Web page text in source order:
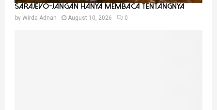
SARAJEVO-JANGAN HANYA MEMBACA TENTANGNYA
by Wirda Adnan August 10, 2026 0